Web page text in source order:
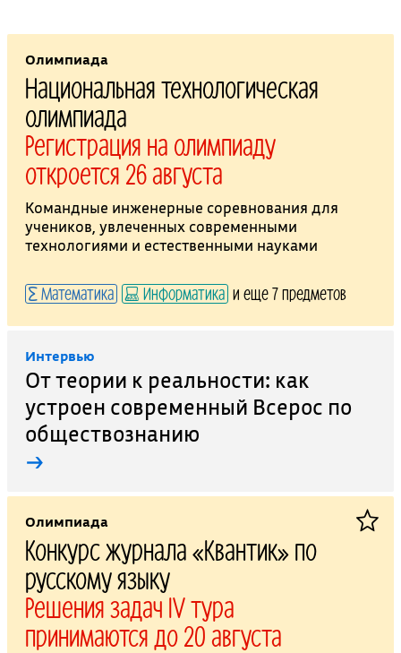
Олимпиада
Национальная технологическая
олимпиада
Регистрация на олимпиаду
откроется 26 августа
Командные инженерные соревнования для
учеников, увлеченных современными
технологиями и естественными науками
Математика Информатика и еще 7 предметов
Интервью
От теории к реальности: как
устроен современный Всерос по
обществознанию
→
Олимпиада
Конкурс журнала «Квантик» по
русскому языку
Решения задач IV тура
принимаются до 20 августа